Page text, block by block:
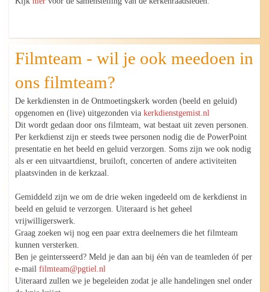
Filmteam - wil je ook meedoen in
ons filmteam?
De kerkdiensten in de Ontmoetingskerk worden (beeld en geluid)
opgenomen en (live) uitgezonden viakerkdienstgemist.nl
Dit wordt gedaan door ons filmteam, wat bestaat uit zeven personen.
Per kerkdienst zijn er steeds twee personen nodig die de PowerPoint
presentatie en het beeld en geluid verzorgen. Soms zijn we ook nodig
als er een uitvaartdienst, bruiloft, concerten of andere activiteiten
plaatsvinden in de kerkzaal.
Gemiddeld zijn we om de drie weken ingedeeld om de kerkdienst in
beeld en geluid te verzorgen. Uiteraard is het geheel
vrijwilligerswerk.
Graag zoeken wij nog een paar extra deelnemers die het filmteam
kunnen versterken.
Ben je geintersseerd? Meld je dan aan bij één van de teamleden óf per
e-mailfilmteam@pgtiel.nl
Uiteraard zullen we je begeleiden zodat je alle handelingen snel onder